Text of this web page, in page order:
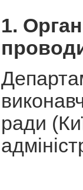
1.
ради